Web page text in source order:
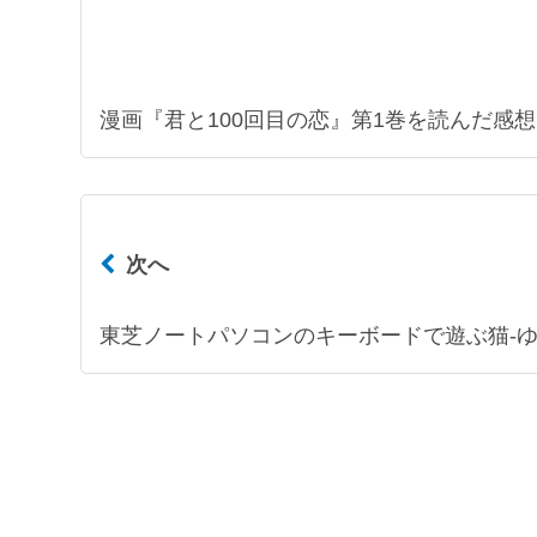
漫画『君と100回目の恋』第1巻を読んだ感想
次へ
東芝ノートパソコンのキーボードで遊ぶ猫-